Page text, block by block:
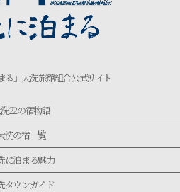
る」大洗旅館組合公式サイト
22の宿物語
洗の宿一覧
に泊まる魅力
タウンガイド